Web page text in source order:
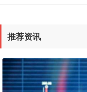
推荐资讯